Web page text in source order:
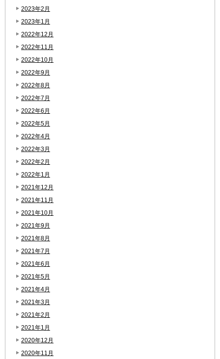
2023年2月
2023年1月
2022年12月
2022年11月
2022年10月
2022年9月
2022年8月
2022年7月
2022年6月
2022年5月
2022年4月
2022年3月
2022年2月
2022年1月
2021年12月
2021年11月
2021年10月
2021年9月
2021年8月
2021年7月
2021年6月
2021年5月
2021年4月
2021年3月
2021年2月
2021年1月
2020年12月
2020年11月